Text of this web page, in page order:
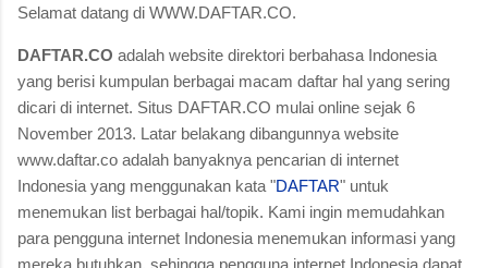
Selamat datang di WWW.DAFTAR.CO.
DAFTAR.CO adalah website direktori berbahasa Indonesia
yang berisi kumpulan berbagai macam daftar hal yang sering
dicari di internet. Situs DAFTAR.CO mulai online sejak 6
November 2013. Latar belakang dibangunnya website
www.daftar.co adalah banyaknya pencarian di internet
Indonesia yang menggunakan kata "DAFTAR" untuk
menemukan list berbagai hal/topik. Kami ingin memudahkan
para pengguna internet Indonesia menemukan informasi yang
mereka butuhkan, sehingga pengguna internet Indonesia dapat